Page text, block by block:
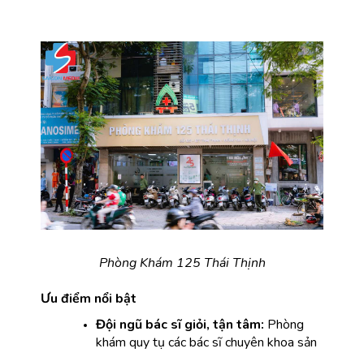
Phòng Khám 125 Thái Thịnh
Ưu điểm nổi bật
Đội ngũ bác sĩ giỏi, tận tâm: Phòng
khám quy tụ các bác sĩ chuyên khoa sản